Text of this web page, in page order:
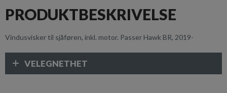
PRODUKTBESKRIVELSE
Vindusvisker til sjåføren, inkl. motor. Passer Hawk BR, 2019-
VELEGNETHET